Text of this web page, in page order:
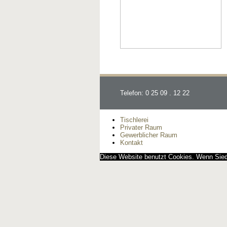
Telefon: 0 25 09 . 12 22
Tischlerei
Privater Raum
Gewerblicher Raum
Kontakt
Diese Website benutzt Cookies. Wenn